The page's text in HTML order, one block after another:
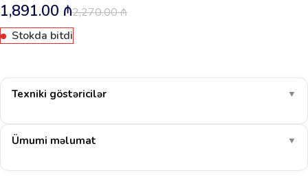
2,270.00₼
1,891.00 ₼
Stokda bitdi
Texniki göstəricilər ▼
Ümumi məlumat ▼